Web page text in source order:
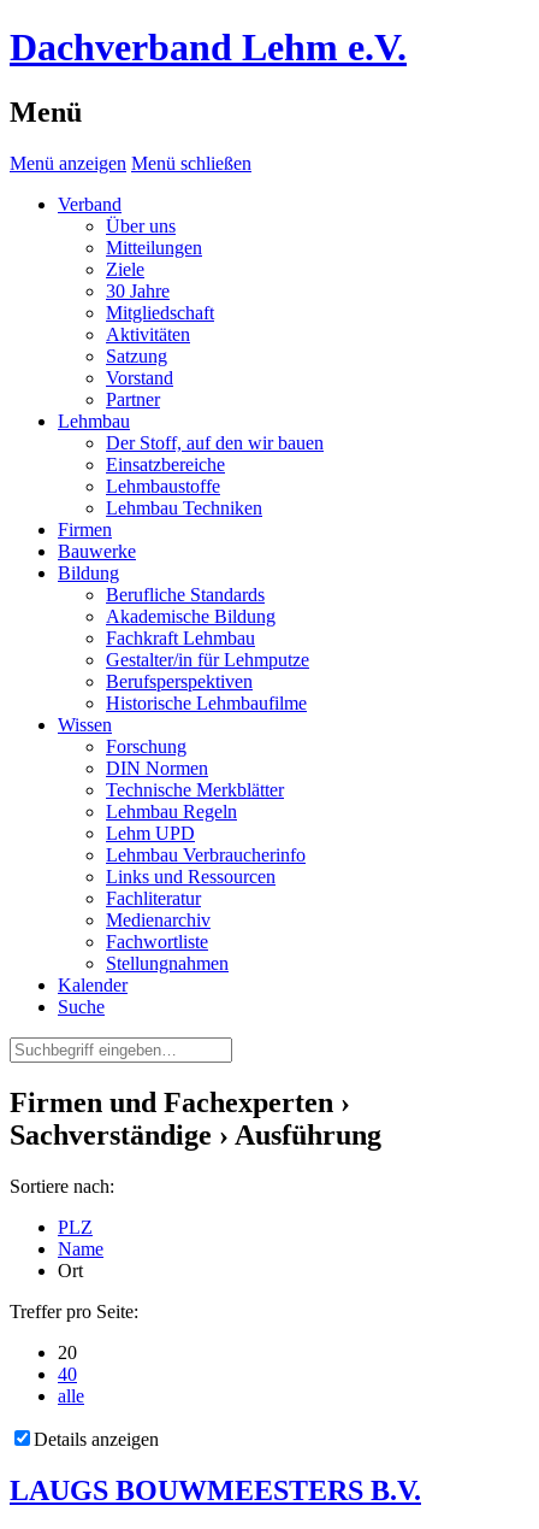
Dachverband Lehm e.V.
Menü
Menü anzeigen Menü schließen
Verband
Über uns
Mitteilungen
Ziele
30 Jahre
Mitgliedschaft
Aktivitäten
Satzung
Vorstand
Partner
Lehmbau
Der Stoff, auf den wir bauen
Einsatzbereiche
Lehmbaustoffe
Lehmbau Techniken
Firmen
Bauwerke
Bildung
Berufliche Standards
Akademische Bildung
Fachkraft Lehmbau
Gestalter/in für Lehmputze
Berufsperspektiven
Historische Lehmbaufilme
Wissen
Forschung
DIN Normen
Technische Merkblätter
Lehmbau Regeln
Lehm UPD
Lehmbau Verbraucherinfo
Links und Ressourcen
Fachliteratur
Medienarchiv
Fachwortliste
Stellungnahmen
Kalender
Suche
Firmen und Fachexperten ›
Sachverständige › Ausführung
Sortiere nach:
PLZ
Name
Ort
Treffer pro Seite:
20
40
alle
Details anzeigen
LAUGS BOUWMEESTERS B.V.